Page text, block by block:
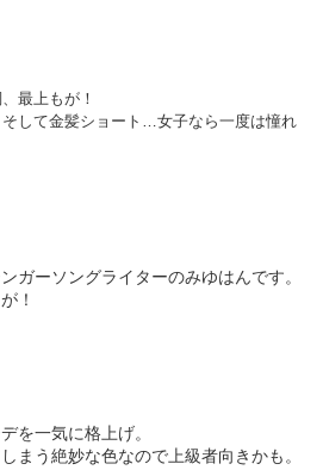
最上もが！
して金髪ショート…女子なら一度は憧れ
ガーソングライターのみゆはんです。
！
を一気に格上げ。
まう絶妙な色なので上級者向きかも。